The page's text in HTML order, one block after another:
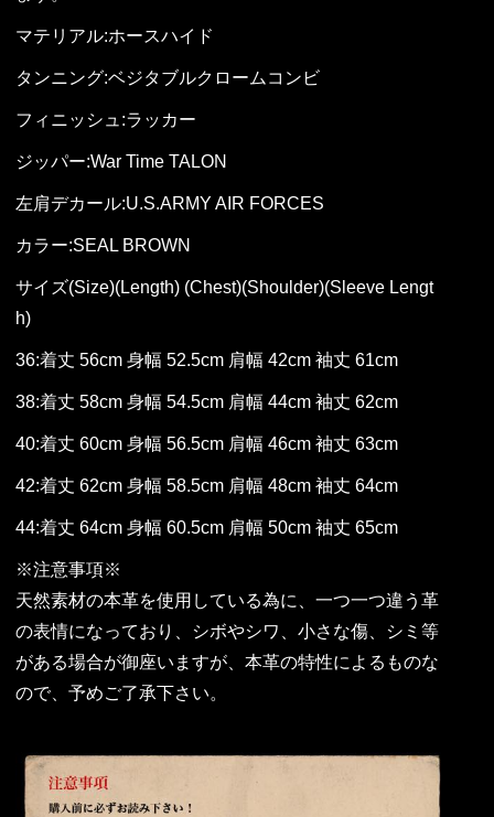
マテリアル:ホースハイド
タンニング:ベジタブルクロームコンビ
フィニッシュ:ラッカー
ジッパー:War Time TALON
左肩デカール:U.S.ARMY AIR FORCES
カラー:SEAL BROWN
サイズ(Size)(Length) (Chest)(Shoulder)(Sleeve Lengt
h)
36:着丈 56cm 身幅 52.5cm 肩幅 42cm 袖丈 61cm
38:着丈 58cm 身幅 54.5cm 肩幅 44cm 袖丈 62cm
40:着丈 60cm 身幅 56.5cm 肩幅 46cm 袖丈 63cm
42:着丈 62cm 身幅 58.5cm 肩幅 48cm 袖丈 64cm
44:着丈 64cm 身幅 60.5cm 肩幅 50cm 袖丈 65cm
※注意事項※
天然素材の本革を使用している為に、一つ一つ違う革
の表情になっており、シボやシワ、小さな傷、シミ等
がある場合が御座いますが、本革の特性によるものな
ので、予めご了承下さい。